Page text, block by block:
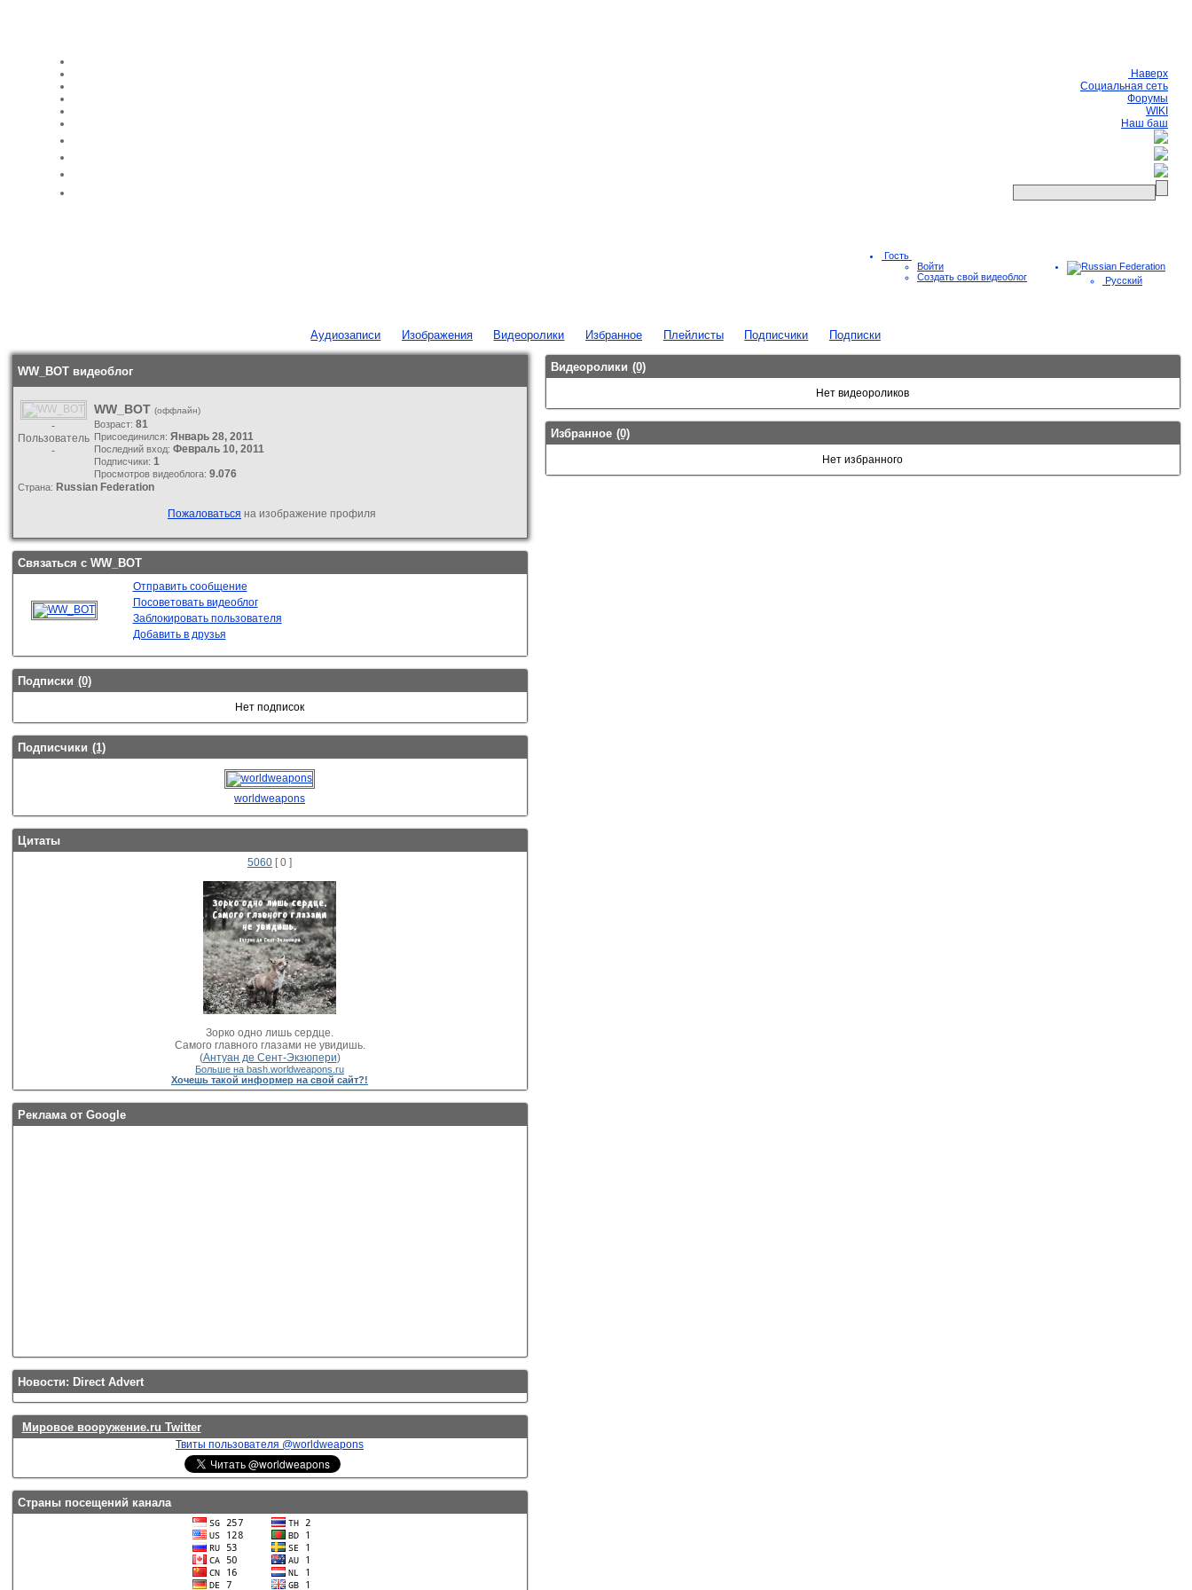
Наверх
Социальная сеть
Форумы
WIKI
Наш баш
Гость
Войти
Создать свой видеоблог
Русский
Аудиозаписи Изображения Видеоролики Избранное Плейлисты Подписчики Подписки
WW_BOT видеоблог
-
Пользователь
-
WW_BOT (оффлайн)
Возраст: 81
Присоединился: Январь 28, 2011
Последний вход: Февраль 10, 2011
Подписчики: 1
Просмотров видеоблога: 9.076
Страна: Russian Federation
Пожаловаться на изображение профиля
Связаться с WW_BOT
Отправить сообщение
Посоветовать видеоблог
Заблокировать пользователя
Добавить в друзья
Подписки (0)
Нет подписок
Подписчики (1)
worldweapons
Цитаты
5060 [ 0 ]
Зорко одно лишь сердце.
Самого главного глазами не увидишь.
(Антуан де Сент-Экзюпери)
Больше на bash.worldweapons.ru
Хочешь такой информер на свой сайт?!
Реклама от Google
Новости: Direct Advert
Мировое вооружение.ru Twitter
Твиты пользователя @worldweapons
Страны посещений канала
Видеоролики (0)
Нет видеороликов
Избранное (0)
Нет избранного